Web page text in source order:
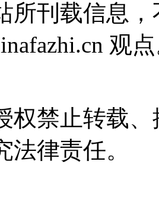
刊载信息，
观
禁止转载、
法律责任。